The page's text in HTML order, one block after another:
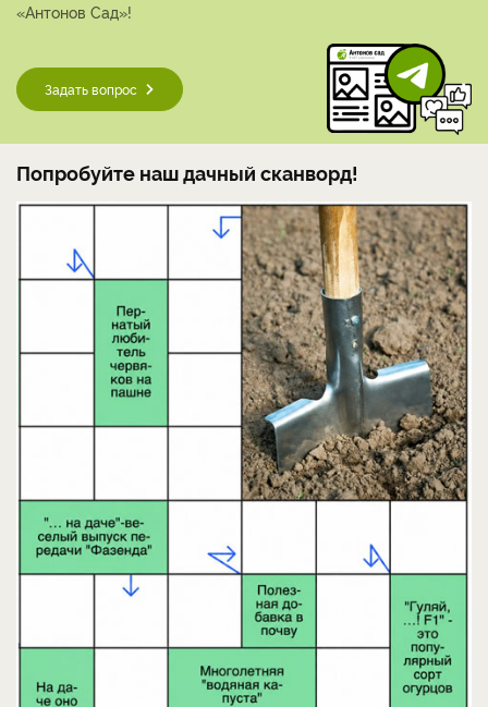
«Антонов Сад»!
Задать вопрос
Попробуйте наш дачный сканворд!